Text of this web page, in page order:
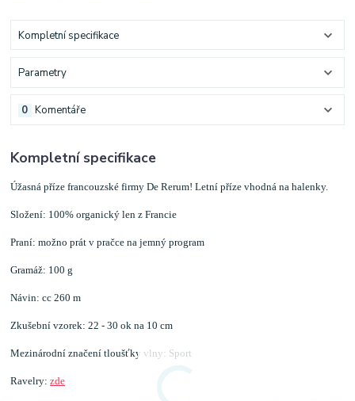
Kompletní specifikace
Parametry
Komentáře
0
Kompletní specifikace
Úžasná příze francouzské firmy De Rerum! Letní příze vhodná na halenky.
Složení: 100% organický len z Francie
Praní: možno prát v pračce na jemný program
Gramáž: 100 g
Návin: cc 260 m
Zkušební vzorek: 22 - 30 ok na 10 cm
Mezinárodní značení tloušťky vlny: Sport
Ravelry:zde